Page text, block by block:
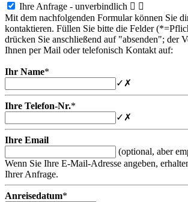
Ihre Anfrage - unverbindlich  
Mit dem nachfolgenden Formular können Sie
kontaktieren. Füllen Sie bitte die Felder
drücken Sie anschließend auf "absenden"; der
Ihnen per Mail oder telefonisch Kontakt auf:
Ihr Name*
✓ ✗
Ihre Telefon-Nr.*
✓ ✗
Ihre Email
(optional, aber
Wenn Sie Ihre E-Mail-Adresse angeben,
Ihrer Anfrage.
Anreisedatum*